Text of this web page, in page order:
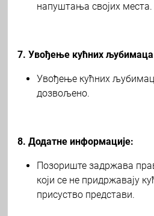
напуштања својих места.
7. Увођење кућних
Увођење кућних
дозвољено.
8. Додатне информације:
Позориште задржава
који се не придржавају
присуство представи.